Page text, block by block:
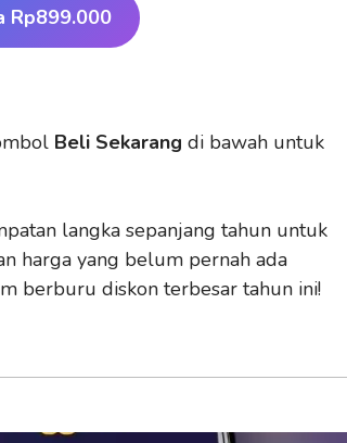
Rp899.000
Beli Sekarang di bawah untuk
langka sepanjang tahun untuk
harga yang belum pernah ada
berburu diskon terbesar tahun ini!